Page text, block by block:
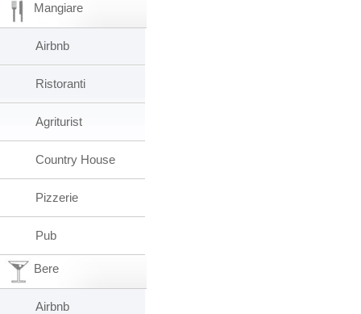
Mangiare
Airbnb
Ristoranti
Agriturist
Country House
Pizzerie
Pub
Bere
Airbnb